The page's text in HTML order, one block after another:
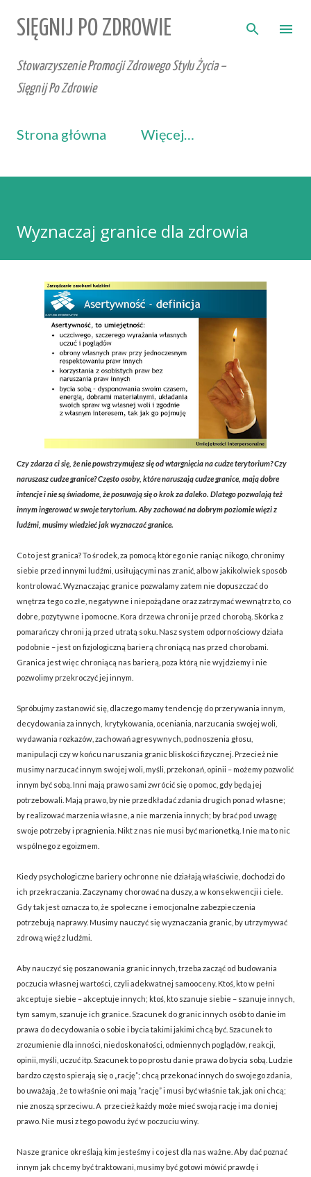
Przejdź do głównej zawartości
SIĘGNIJ PO ZDROWIE
Stowarzyszenie Promocji Zdrowego Stylu Życia –
Sięgnij Po Zdrowie
Strona główna Więcej…
Wyznaczaj granice dla zdrowia
Czy zdarza ci się, że nie powstrzymujesz się od wtargnięcia na cudze terytorium? Czy
naruszasz cudze granice? Często osoby, które naruszają cudze granice, mają dobre
intencje i nie są świadome, że posuwają się o krok za daleko. Dlatego pozwalają też
innym ingerować w swoje terytorium. Aby zachować na dobrym poziomie więzi z
ludźmi, musimy wiedzieć jak wyznaczać granice.
Co to jest granica? To środek, za pomocą którego nie raniąc nikogo, chronimy
siebie przed innymi ludźmi, usiłującymi nas zranić, albo w jakikolwiek sposób
kontrolować. Wyznaczając granice pozwalamy zatem nie dopuszczać do
wnętrza tego co złe, negatywne i niepożądane oraz zatrzymać wewnątrz to, co
dobre, pozytywne i pomocne. Kora drzewa chroni je przed chorobą. Skórka z
pomarańczy chroni ją przed utratą soku. Nasz system odpornościowy działa
podobnie – jest on fizjologiczną barierą chroniącą nas przed chorobami.
Granica jest więc chroniącą nas barierą, poza którą nie wyjdziemy i nie
pozwolimy przekroczyć jej innym.
Spróbujmy zastanowić się, dlaczego mamy tendencję do przerywania innym,
decydowania za innych, krytykowania, oceniania, narzucania swojej woli,
wydawania rozkazów, zachowań agresywnych, podnoszenia głosu,
manipulacji czy w końcu naruszania granic bliskości fizycznej. Przecież nie
musimy narzucać innym swojej woli, myśli, przekonań, opinii – możemy pozwolić
innym być sobą. Inni mają prawo sami zwrócić się o pomoc, gdy będą jej
potrzebowali. Mają prawo, by nie przedkładać zdania drugich ponad własne;
by realizować marzenia własne, a nie marzenia innych; by brać pod uwagę
swoje potrzeby i pragnienia. Nikt z nas nie musi być marionetką. I nie ma to nic
wspólnego z egoizmem.
Kiedy psychologiczne bariery ochronne nie działają właściwie, dochodzi do
ich przekraczania. Zaczynamy chorować na duszy, a w konsekwencji i ciele.
Gdy tak jest oznacza to, że społeczne i emocjonalne zabezpieczenia
potrzebują naprawy. Musimy nauczyć się wyznaczania granic, by utrzymywać
zdrową więź z ludźmi.
Aby nauczyć się poszanowania granic innych, trzeba zacząć od budowania
poczucia własnej wartości, czyli adekwatnej samooceny. Ktoś, kto w pełni
akceptuje siebie – akceptuje innych; ktoś, kto szanuje siebie – szanuje innych,
tym samym, szanuje ich granice. Szacunek do granic innych osób to danie im
prawa do decydowania o sobie i bycia takimi jakimi chcą być. Szacunek to
zrozumienie dla inności, niedoskonałości, odmiennych poglądów, reakcji,
opinii, myśli, uczuć itp. Szacunek to po prostu danie prawa do bycia sobą. Ludzie
bardzo często spierają się o „rację”; chcą przekonać innych do swojego zdania,
bo uważają , że to właśnie oni mają ”rację” i musi być właśnie tak, jak oni chcą;
nie znoszą sprzeciwu. A przecież każdy może mieć swoją rację i ma do niej
prawo. Nie musi z tego powodu żyć w poczuciu winy.
Nasze granice określają kim jesteśmy i co jest dla nas ważne. Aby dać poznać
innym jak chcemy być traktowani, musimy być gotowi mówić prawdę i